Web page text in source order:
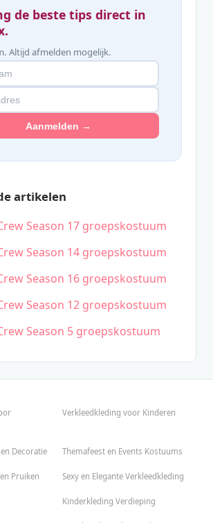
de beste tips direct in
Altijd afmelden mogelijk.
Aanmelden →
artikelen
Season 17 groepskostuum
Season 14 groepskostuum
Season 16 groepskostuum
Season 12 groepskostuum
Season 5 groepskostuum
Verkleedkleding voor Kinderen
Decoratie Themafeest en Events Kostuums
Pruiken Sexy en Elegante Verkleedkleding
Kinderkleding Verdieping